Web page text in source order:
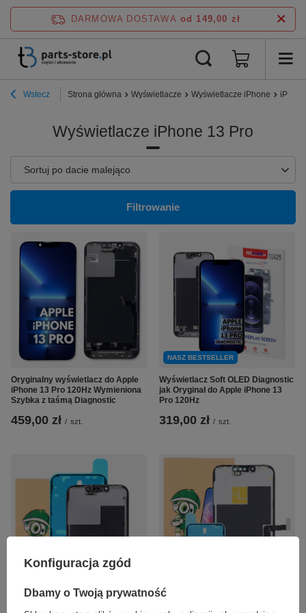
DARMOWA DOSTAWA od 149,00 zł
Wstecz Strona główna Wyświetlacze Wyświetlacze iPhone
Wyświetlacze iPhone 13 Pro
Zmień sortowanie
Sortuj po dacie malejąco
Filtrowanie
Oryginalny wyświetlacz do Apple
iPhone 13 Pro 120Hz Wymieniona
Szybka z taśmą Diagnostic
459,00 zł / szt.
NASZ BESTSELLER
Wyświetlacz Soft OLED Diagnostic
jak Oryginał do Apple iPhone 13
Pro 120Hz
319,00 zł / szt.
Konfiguracja zgód
Dbamy o Twoją prywatność